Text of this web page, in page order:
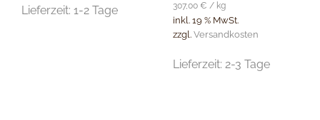
Lieferzeit: 1-2 Tage 307,00€ / kg
inkl. 19 % MwSt.
zzgl.Versandkosten
Lieferzeit:2-3 Tage